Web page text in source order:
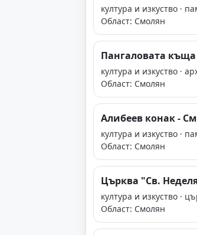
култура и изкуство ·
Област: Смолян
Пангаловата
култура и изкуство ·
Област: Смолян
Алибеев конак -
култура и изкуство ·
Област: Смолян
Църква "Св.
култура и изкуство ·
Област: Смолян